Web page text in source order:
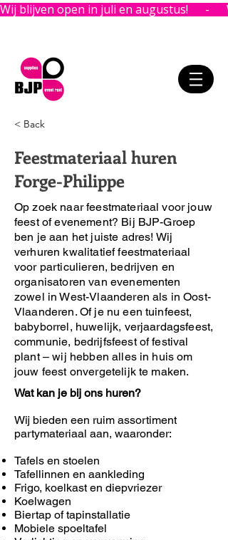
Wij blijven open in juli en augustus!      -
< Back
Feestmateriaal huren
Forge-Philippe
Op zoek naar feestmateriaal voor jouw
feest of evenement? Bij BJP-Groep
ben je aan het juiste adres! Wij
verhuren kwalitatief feestmateriaal
voor particulieren, bedrijven en
organisatoren van evenementen
zowel in West-Vlaanderen als in Oost-
Vlaanderen. Of je nu een tuinfeest,
babyborrel, huwelijk, verjaardagsfeest,
communie, bedrijfsfeest of festival
plant – wij hebben alles in huis om
jouw feest onvergetelijk te maken.
Wat kan je bij ons huren?
Wij bieden een ruim assortiment
partymateriaal aan, waaronder:
Tafels en stoelen
Tafellinnen en aankleding
Frigo, koelkast en diepvriezer
Koelwagen
Biertap of tapinstallatie
Mobiele spoeltafel